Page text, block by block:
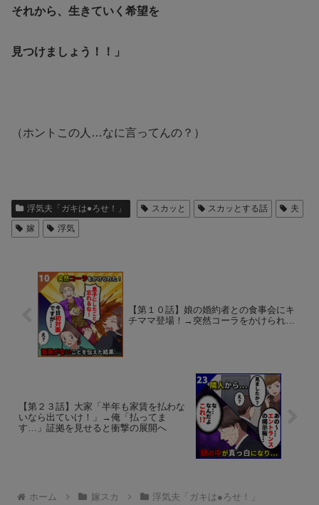
それから、生きていく希望を
見つけましょう！！」
（ホントこの人…なに言ってんの？）
浮気夫「ガキは●ろせ！」 スカッと スカッとする話
夫
嫁
浮気
【第１０話】娘の婚約者との食事会にキ
チママ登場！→突然コーラをかけられ…
【第２３話】大家「半年も家賃を払わな
いなら出ていけ！」→俺「払ってま
す…」証拠を見せると衝撃の展開へ
ホーム 嫁スカ 浮気夫「ガキは●ろせ！」